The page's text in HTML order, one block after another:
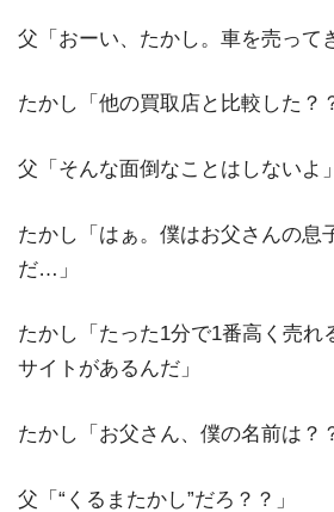
父「おーい、たかし。車を売って
たかし「他の買取店と比較した？
父「そんな面倒なことはしないよ」
たかし「はぁ。僕はお父さんの息
だ…」
たかし「たった1分で1番高く売れ
サイトがあるんだ」
たかし「お父さん、僕の名前は？
父「“くるまたかし”だろ？？」